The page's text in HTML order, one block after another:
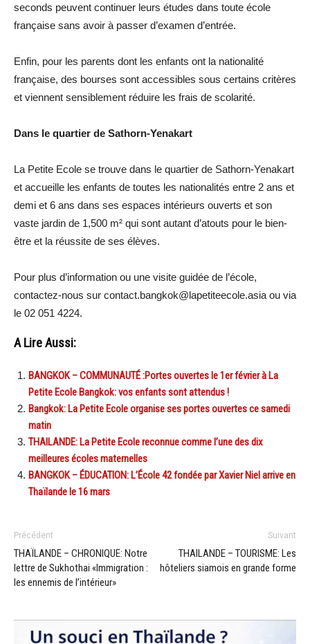
seconds peuvent continuer leurs études dans toute école
française sans avoir à passer d’examen d’entrée.
Enfin, pour les parents dont les enfants ont la nationalité
française, des bourses sont accessibles sous certains critères
et viennent sensiblement réduire les frais de scolarité.
Dans le quartier de Sathorn-Yenakart
La Petite Ecole se trouve dans le quartier de Sathorn-Yenakart
et accueille les enfants de toutes les nationalités entre 2 ans et
demi et 6 ans dans ses espaces intérieurs ouverts et son
vaste jardin de 1,500 m² qui sont autant d’atouts pour le bien-
être et la réussite de ses élèves.
Pour plus d’information ou une visite guidée de l’école,
contactez-nous sur contact.bangkok@lapetiteecole.asia ou via
le 02 051 4224.
A Lire Aussi:
BANGKOK – COMMUNAUTÉ :Portes ouvertes le 1er février à La
Petite Ecole Bangkok: vos enfants sont attendus !
Bangkok: La Petite Ecole organise ses portes ouvertes ce samedi
matin
THAILANDE: La Petite Ecole reconnue comme l’une des dix
meilleures écoles maternelles
BANGKOK – ÉDUCATION: L’École 42 fondée par Xavier Niel arrive en
Thaïlande le 16 mars
Précédent
THAÏLANDE – CHRONIQUE: Notre
lettre de Sukhothai «Immigration :
les ennemis de l’intérieur»
Suivant
THAILANDE – TOURISME: Les
hôteliers siamois en grande forme